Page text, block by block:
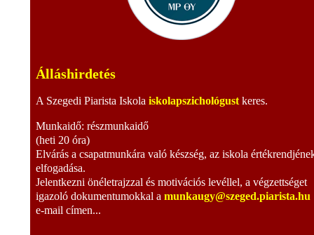
Álláshirdetés
A Szegedi Piarista Iskola iskolapszichológust keres.
Munkaidő: részmunkaidő
(heti 20 óra)
Elvárás a csapatmunkára való készség, az iskola
elfogadása.
Jelentkezni önéletrajzzal és motivációs levéllel, a végzettséget
igazoló dokumentumokkal a munkaugy@szeged.piarista.hu
e-mail címen...